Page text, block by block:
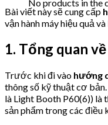
No products in the
Bài viết này sẽ cung cấp
vận hành máy hiệu quả
1. Tổng quan
Trước khi đi vào hướng
thông số kỹ thuật cơ
là Light Booth P60(6)) là
sản phẩm trong các điều